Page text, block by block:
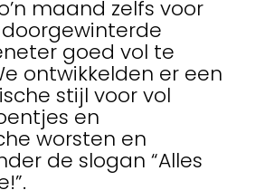
maand zelfs voor
goed vol te
ontwikkelden er een
stijl voor vol
en
worsten en
de slogan “Alles